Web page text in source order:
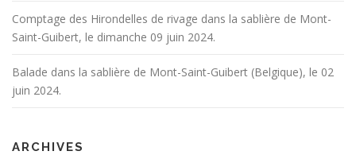
Comptage des Hirondelles de rivage dans la sablière de Mont-
Saint-Guibert, le dimanche 09 juin 2024.
Balade dans la sablière de Mont-Saint-Guibert (Belgique), le 02
juin 2024.
ARCHIVES